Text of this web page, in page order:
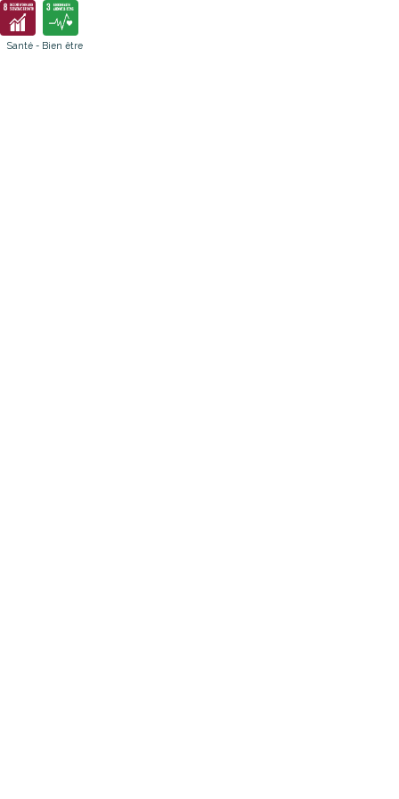
Santé - Bien être